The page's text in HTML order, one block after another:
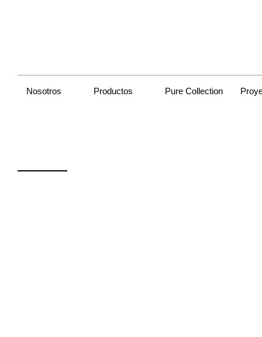
Nosotros Productos Pure Collection